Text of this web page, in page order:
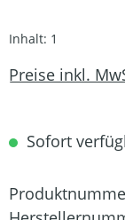
Inhalt: 1
Preise inkl.
Sofort